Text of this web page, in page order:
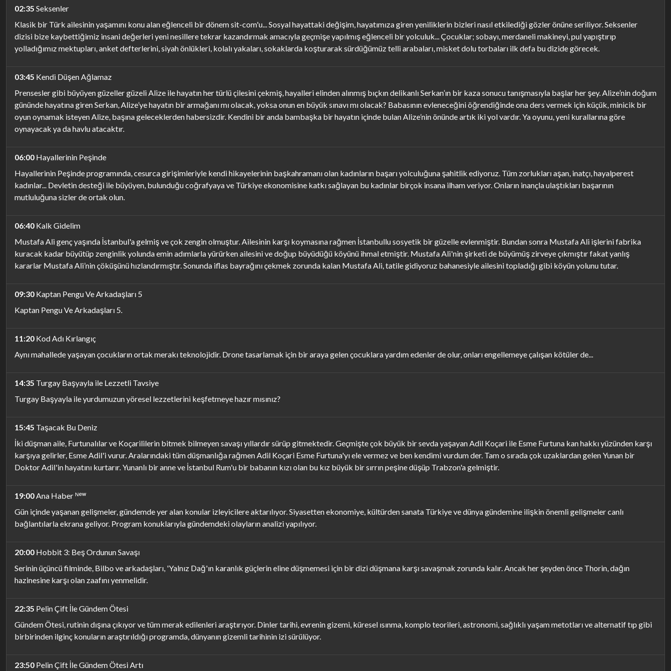
02:35 Seksenler
Klasik bir Türk ailesinin yaşamını konu alan eğlenceli bir dönem sit-com'u... Sosyal hayattaki değişim, hayatımıza giren yeniliklerin bizleri nasıl etkilediği gözler önüne seriliyor. Seksenler
dizisi bize kaybettiğimiz insani değerleri yeni nesillere tekrar kazandırmak amacıyla geçmişe yapılmış eğlenceli bir yolculuk... Çocuklar; sobayı, merdaneli makineyi, pul yapıştırıp
yolladığımız mektupları, anket defterlerini, siyah önlükleri, kolalı yakaları, sokaklarda koşturarak sürdüğümüz telli arabaları, misket dolu torbaları ilk defa bu dizide görecek.
03:45 Kendi Düşen Ağlamaz
Prensesler gibi büyüyen güzeller güzeli Alize ile hayatın her türlü çilesini çekmiş, hayalleri elinden alınmış bıçkın delikanlı Serkan’ın bir kaza sonucu tanışmasıyla başlar her şey. Alize’nin doğum
gününde hayatına giren Serkan, Alize’ye hayatın bir armağanı mı olacak, yoksa onun en büyük sınavı mı olacak? Babasının evleneceğini öğrendiğinde ona ders vermek için küçük, minicik bir
oyun oynamak isteyen Alize, başına geleceklerden habersizdir. Kendini bir anda bambaşka bir hayatın içinde bulan Alize’nin önünde artık iki yol vardır. Ya oyunu, yeni kurallarına göre
oynayacak ya da havlu atacaktır.
06:00 Hayallerinin Peşinde
Hayallerinin Peşinde programında, cesurca girişimleriyle kendi hikayelerinin başkahramanı olan kadınların başarı yolculuğuna şahitlik ediyoruz. Tüm zorlukları aşan, inatçı, hayalperest
kadınlar... Devletin desteği ile büyüyen, bulunduğu coğrafyaya ve Türkiye ekonomisine katkı sağlayan bu kadınlar birçok insana ilham veriyor. Onların inançla ulaştıkları başarının
mutluluğuna sizler de ortak olun.
06:40 Kalk Gidelim
Mustafa Ali genç yaşında İstanbul'a gelmiş ve çok zengin olmuştur. Ailesinin karşı koymasına rağmen İstanbullu sosyetik bir güzelle evlenmiştir. Bundan sonra Mustafa Ali işlerini fabrika
kuracak kadar büyütüp zenginlik yolunda emin adımlarla yürürken ailesini ve doğup büyüdüğü köyünü ihmal etmiştir. Mustafa Ali'nin şirketi de büyümüş zirveye çıkmıştır fakat yanlış
kararlar Mustafa Ali’nin çöküşünü hızlandırmıştır. Sonunda iflas bayrağını çekmek zorunda kalan Mustafa Ali, tatile gidiyoruz bahanesiyle ailesini topladığı gibi köyün yolunu tutar.
09:30 Kaptan Pengu Ve Arkadaşları 5
Kaptan Pengu Ve Arkadaşları 5.
11:20 Kod Adı Kırlangıç
Aynı mahallede yaşayan çocukların ortak merakı teknolojidir. Drone tasarlamak için bir araya gelen çocuklara yardım edenler de olur, onları engellemeye çalışan kötüler de...
14:35 Turgay Başyayla ile Lezzetli Tavsiye
Turgay Başyayla ile yurdumuzun yöresel lezzetlerini keşfetmeye hazır mısınız?
15:45 Taşacak Bu Deniz
İki düşman aile, Furtunalılar ve Koçarililerin bitmek bilmeyen savaşı yıllardır sürüp gitmektedir. Geçmişte çok büyük bir sevda yaşayan Adil Koçari ile Esme Furtuna kan hakkı yüzünden karşı
karşıya gelirler, Esme Adil'i vurur. Aralarındaki tüm düşmanlığa rağmen Adil Koçari Esme Furtuna'yı ele vermez ve ben kendimi vurdum der. Tam o sırada çok uzaklardan gelen Yunan bir
Doktor Adil'in hayatını kurtarır. Yunanlı bir anne ve İstanbul Rum'u bir babanın kızı olan bu kız büyük bir sırrın peşine düşüp Trabzon'a gelmiştir.
19:00Ana Haber ᴺᵉʷ
Gün içinde yaşanan gelişmeler, gündemde yer alan konular izleyicilere aktarılıyor. Siyasetten ekonomiye, kültürden sanata Türkiye ve dünya gündemine ilişkin önemli gelişmeler canlı
bağlantılarla ekrana geliyor. Program konuklarıyla gündemdeki olayların analizi yapılıyor.
20:00 Hobbit 3: Beş Ordunun Savaşı
Serinin üçüncü filminde, Bilbo ve arkadaşları, 'Yalnız Dağ'ın karanlık güçlerin eline düşmemesi için bir dizi düşmana karşı savaşmak zorunda kalır. Ancak her şeyden önce Thorin, dağın
hazinesine karşı olan zaafını yenmelidir.
22:35 Pelin Çift İle Gündem Ötesi
Gündem Ötesi, rutinin dışına çıkıyor ve tüm merak edilenleri araştırıyor. Dinler tarihi, evrenin gizemi, küresel ısınma, komplo teorileri, astronomi, sağlıklı yaşam metotları ve alternatif tıp gibi
birbirinden ilginç konuların araştırıldığı programda, dünyanın gizemli tarihinin izi sürülüyor.
23:50 Pelin Çift İle Gündem Ötesi Artı